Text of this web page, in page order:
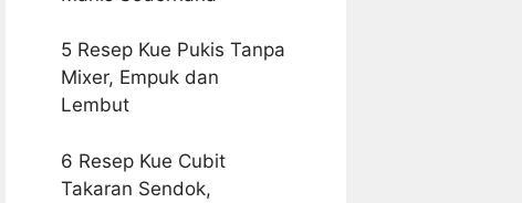
5 Resep Kue Pukis Tanpa
Mixer, Empuk dan
Lembut
6 Resep Kue Cubit
Takaran Sendok,